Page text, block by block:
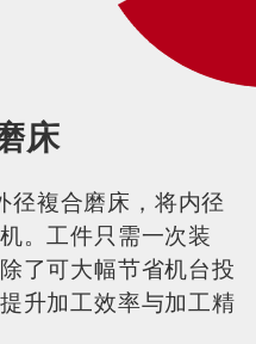
床
径複合磨床，将内径
。工件只需一次装
了可大幅节省机台投
升加工效率与加工精